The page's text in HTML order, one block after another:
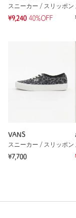
スニーカー / スリッポン
¥9,240 40%OFF
VANS
スニーカー / スリッポン
¥7,700